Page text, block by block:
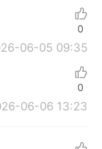
06-05 09:35
0
06-06 13:23
0